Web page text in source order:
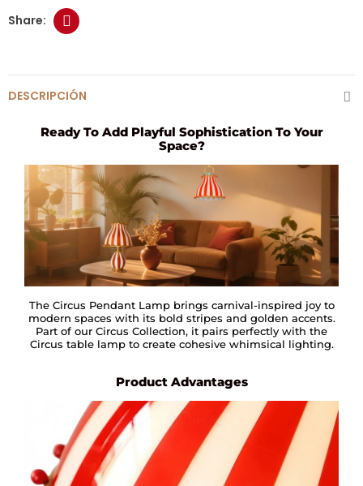
DESCRIPCIÓN
Ready To Add Playful Sophistication To Your
Space?
The Circus Pendant Lamp brings carnival-inspired joy to
modern spaces with its bold stripes and golden accents.
Part of our Circus Collection, it pairs perfectly with the
Circus table lamp to create cohesive whimsical lighting.
Product Advantages